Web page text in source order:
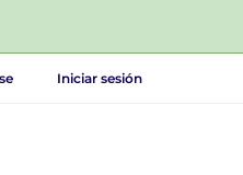
Iniciar sesión